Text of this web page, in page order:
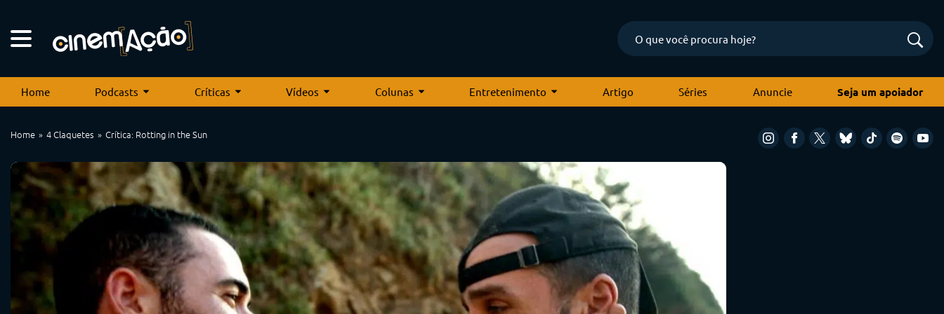
Home Podcasts Críticas Vídeos Colunas Entretenimento Artigo Séries Anuncie Seja um apoiador
Home 4 Claquetes Crítica: Rotting in the Sun